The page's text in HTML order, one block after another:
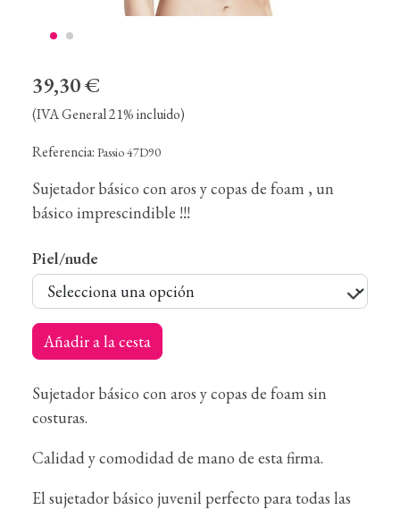
39,30 €
(IVA General 21% incluido)
Referencia: Passio 47D90
Sujetador básico con aros y copas de foam , un
básico imprescindible !!!
Piel/nude
Añadir a la cesta
Sujetador básico con aros y copas de foam sin
costuras.
Calidad y comodidad de mano de esta firma.
El sujetador básico juvenil perfecto para todas las